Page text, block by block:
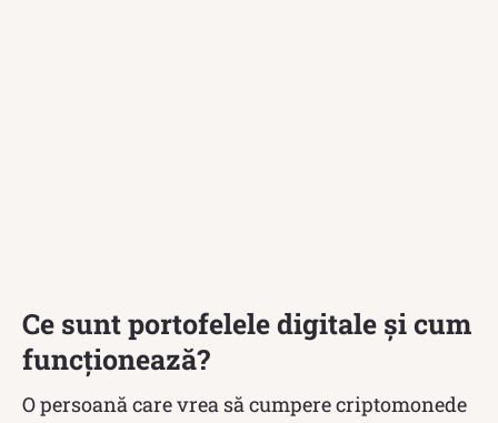
Ce sunt portofelele digitale și cum
funcționează?
O persoană care vrea să cumpere criptomonede